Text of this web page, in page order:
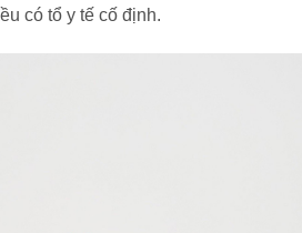
có tổ y tế cố định.